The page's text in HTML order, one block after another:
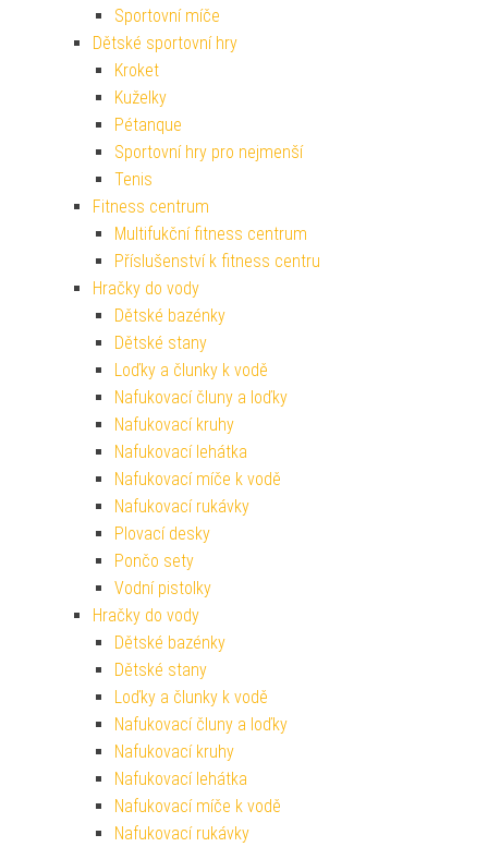
Sportovní míče
Dětské sportovní hry
Kroket
Kuželky
Pétanque
Sportovní hry pro nejmenší
Tenis
Fitness centrum
Multifukční fitness centrum
Příslušenství k fitness centru
Hračky do vody
Dětské bazénky
Dětské stany
Loďky a člunky k vodě
Nafukovací čluny a loďky
Nafukovací kruhy
Nafukovací lehátka
Nafukovací míče k vodě
Nafukovací rukávky
Plovací desky
Pončo sety
Vodní pistolky
Hračky do vody
Dětské bazénky
Dětské stany
Loďky a člunky k vodě
Nafukovací čluny a loďky
Nafukovací kruhy
Nafukovací lehátka
Nafukovací míče k vodě
Nafukovací rukávky